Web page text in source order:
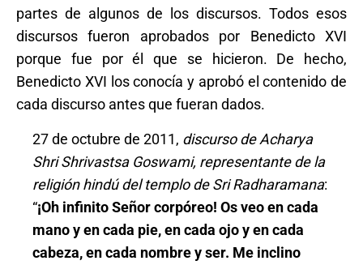
partes de algunos de los discursos. Todos esos
discursos fueron aprobados por Benedicto XVI
porque fue por él que se hicieron. De hecho,
Benedicto XVI los conocía y aprobó el contenido de
cada discurso antes que fueran dados.
27 de octubre de 2011, discurso de Acharya
Shri Shrivastsa Goswami, representante de la
religión hindú del templo de Sri Radharamana:
“¡Oh infinito Señor corpóreo! Os veo en cada
mano y en cada pie, en cada ojo y en cada
cabeza, en cada nombre y ser. Me inclino